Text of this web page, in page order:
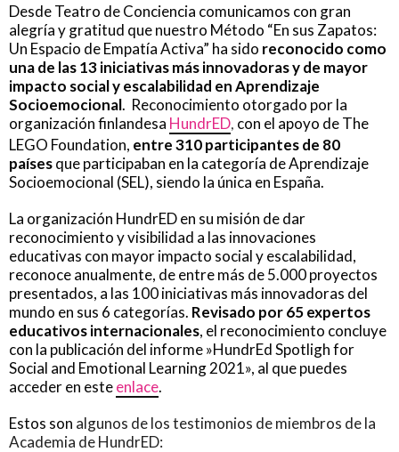
Desde Teatro de Conciencia comunicamos con gran
alegría y gratitud que nuestro Método “En sus Zapatos:
Un Espacio de Empatía Activa” ha sido reconocido como
una de las 13 iniciativas más innovadoras y de mayor
impacto social y escalabilidad en Aprendizaje
Socioemocional. Reconocimiento otorgado por la
organización finlandesa HundrED, con el apoyo de The
LEGO Foundation, entre 310 participantes de 80
paísesque participaban en la categoría de Aprendizaje
Socioemocional (SEL), siendo la única en España.
La organización HundrED en su misión de dar
reconocimiento y visibilidad a las innovaciones
educativas con mayor impacto social y escalabilidad,
reconoce anualmente, de entre más de 5.000 proyectos
presentados, a las 100 iniciativas más innovadoras del
mundo en sus 6 categorías. Revisado por 65 expertos
educativos internacionales, el reconocimiento concluye
con la publicación del informe »HundrEd Spotligh for
Social and Emotional Learning 2021», al que puedes
acceder en esteenlace.
Estos son algunos de los testimonios de miembros de la
Academia de HundrED: